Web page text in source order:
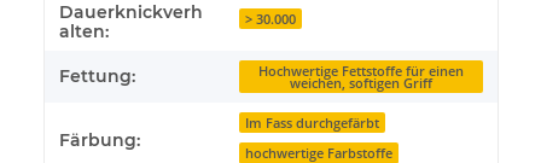
Dauerknickverh
alten:
> 30.000
Fettung: Hochwertige Fettstoffe für einen
weichen, softigen Griff
Färbung:
Im Fass durchgefärbt
hochwertige Farbstoffe